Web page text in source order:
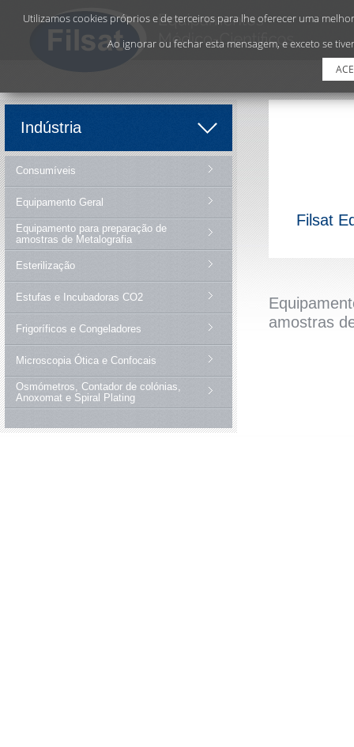
Indústria
Consumíveis
Equipamento Geral
Equipamento para preparação de
amostras de Metalografia
Esterilização
Estufas e Incubadoras CO2
Frigoríficos e Congeladores
Microscopia Ótica e Confocais
Osmómetros, Contador de colónias,
Anoxomat e Spiral Plating
Filsat
amostras
Utilizamos cookies próprios e de terceiros para lhe oferecer uma
Ao ignorar ou fechar esta mensagem, e exceto se